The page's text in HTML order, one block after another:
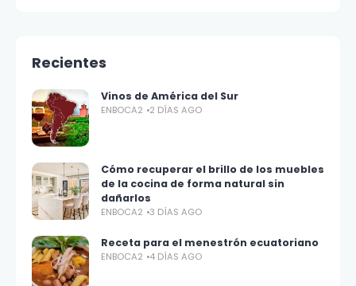
Recientes
Vinos de América del Sur
ENBOCA2 2 DÍAS AGO
Cómo recuperar el brillo de los muebles
de la cocina de forma natural sin
dañarlos
ENBOCA2 3 DÍAS AGO
Receta para el menestrón ecuatoriano
ENBOCA2 4 DÍAS AGO